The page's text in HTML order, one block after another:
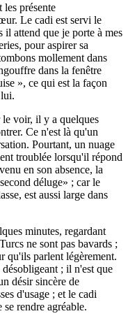
les présente
Le cadi est servi le
il attend que je porte à mes
pour aspirer sa
mollement dans
dans la fenêtre
», ce qui est la façon
le voir, il y a quelques
Ce n'est là qu'un
Pourtant, un nuage
troublée lorsqu'il répond
en son absence, la
déluge» ; car le
est aussi large dans
minutes, regardant
ne sont pas bavards ;
qu'ils parlent légèrement.
; il n'est que
désir sincère de
d'usage ; et le cadi
rendre agréable.